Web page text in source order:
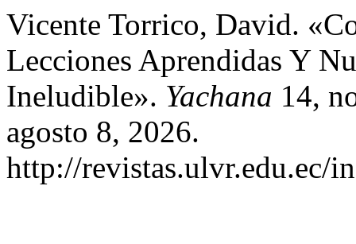
Vicente Torrico, David.
Lecciones Aprendidas Y
Ineludible». Yachana 14,
agosto 8, 2026.
http://revistas.ulvr.edu.ec/